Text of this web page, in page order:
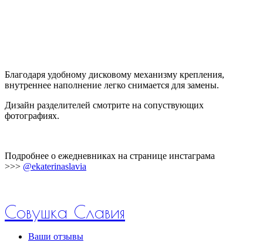
Благодаря удобному дисковому механизму крепления,
внутреннее наполнение легко снимается для замены.
Дизайн разделителей смотрите на сопуствующих
фотографиях.
Подробнее о ежедневниках на странице инстаграма
>>> @ekaterinaslavia
Совушка Славия
Ваши отзывы